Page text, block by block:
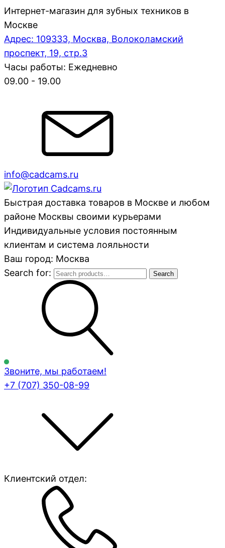
Интернет-магазин для зубных техников в
Москве
Адрес: 109333, Москва, Волоколамский
проспект, 19, стр.3
Часы работы: Ежедневно
09.00 - 19.00
info@cadcams.ru
Быстрая доставка товаров в Москве и любом
районе Москвы своими курьерами
Индивидуальные условия постоянным
клиентам и система лояльности
Ваш город: Москва
Search for:
Search
Звоните, мы работаем!
+7 (707) 350-08-99
Клиентский отдел: